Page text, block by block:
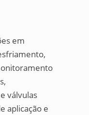
em
válvulas
aplicação e